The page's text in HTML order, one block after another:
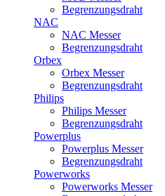
Begrenzungsdraht
NAC
NAC Messer
Begrenzungsdraht
Orbex
Orbex Messer
Begrenzungsdraht
Philips
Philips Messer
Begrenzungsdraht
Powerplus
Powerplus Messer
Begrenzungsdraht
Powerworks
Powerworks Messer